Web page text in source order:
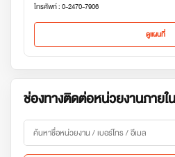
โทรศัพท์ : 0-2470-7906
ดูแผนที่
ช่องทางติดต่อหน่วยงานภายใ